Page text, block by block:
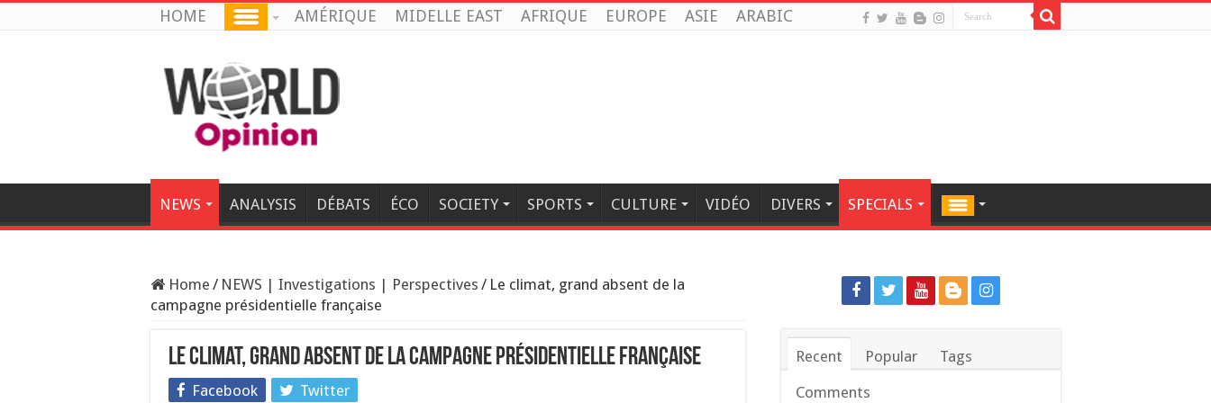
HOME AMÉRIQUE MIDELLE EAST AFRIQUE EUROPE ASIE ARABIC
NEWS ANALYSIS DÉBATS ÉCO SOCIETY SPORTS CULTURE VIDÉO DIVERS SPECIALS
Home / NEWS | Investigations | Perspectives / Le climat, grand absent de la
campagne présidentielle française
Le climat, grand absent de la campagne présidentielle française
Facebook Twitter
Recent Popular
Tags
Comments